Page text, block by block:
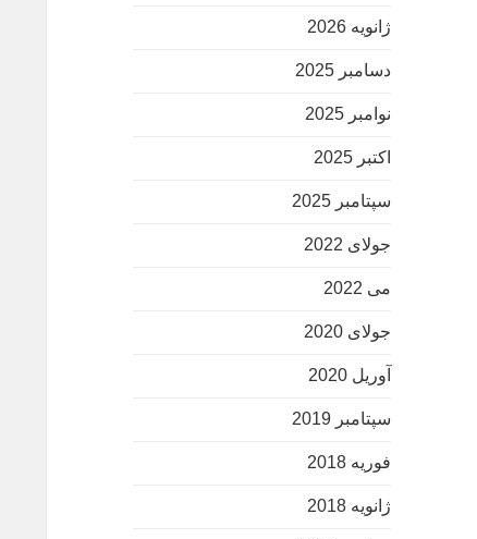
ژانویه 2026
دسامبر 2025
نوامبر 2025
اکتبر 2025
سپتامبر 2025
جولای 2022
می 2022
جولای 2020
آوریل 2020
سپتامبر 2019
فوریه 2018
ژانویه 2018